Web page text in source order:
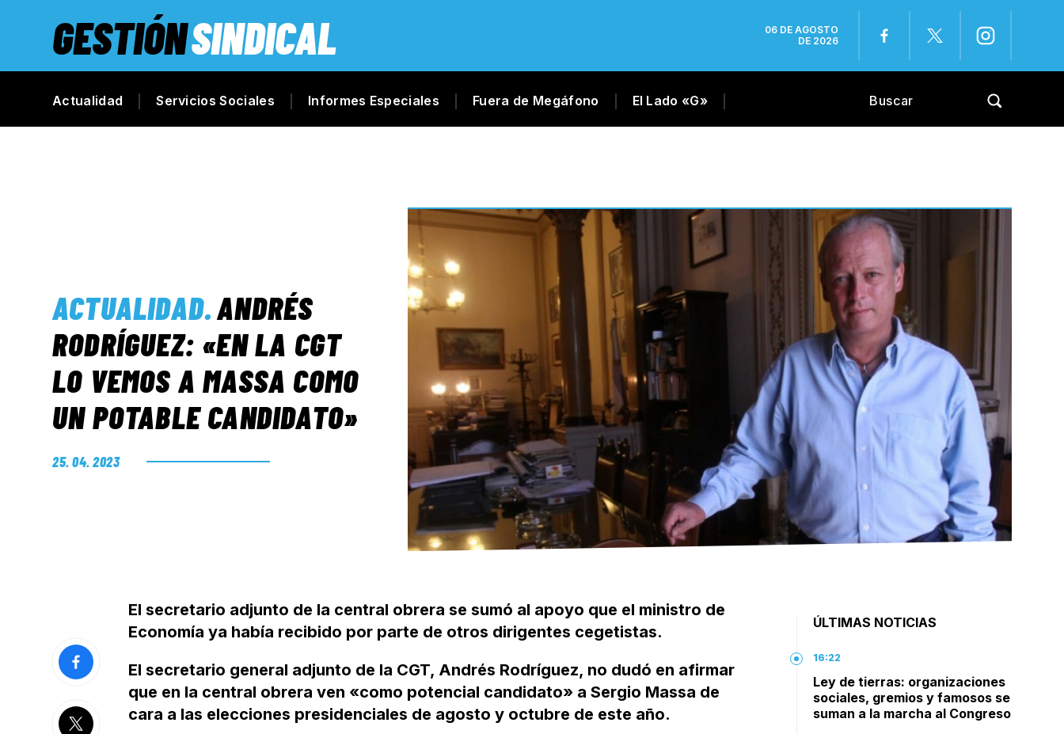
GESTIÓNSINDICAL
06 DE AGOSTO
DE 2026
Actualidad Servicios Sociales Informes Especiales Fuera de Megáfono El Lado «G»
ACTUALIDAD.ANDRÉS
RODRÍGUEZ: «EN LA CGT
LO VEMOS A MASSA COMO
UN POTABLE CANDIDATO»
25. 04. 2023
El secretario adjunto de la central obrera se sumó al apoyo que el ministro de
Economía ya había recibido por parte de otros dirigentes cegetistas.
El secretario general adjunto de la CGT, Andrés Rodríguez, no dudó en afirmar
que en la central obrera ven «como potencial candidato» a Sergio Massa de
cara a las elecciones presidenciales de agosto y octubre de este año.
ÚLTIMAS NOTICIAS
16:22
Ley de tierras: organizaciones
sociales, gremios y famosos se
suman a la marcha al Congreso